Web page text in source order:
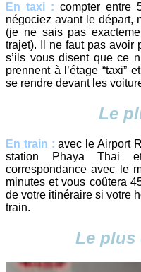
En taxi : compter entre
négociez avant le départ,
(je ne sais pas
trajet). Il ne faut pas avoir
s’ils vous disent que ce
prennent à l’étage “taxi”
se rendre devant les
Le
En train : avec le Airport
station Phaya Thai
correspondance avec le
minutes et vous coûtera
de votre itinéraire si votre
train.
Le plus